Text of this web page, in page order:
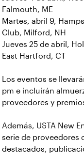
Falmouth, ME
Martes, abril 9,
Club, Milford, NH
Jueves 25 de abril,
East Hartford, CT
Los eventos se
pm e incluirán
proveedores y
Además, USTA New
serie de proveedores
destacados,